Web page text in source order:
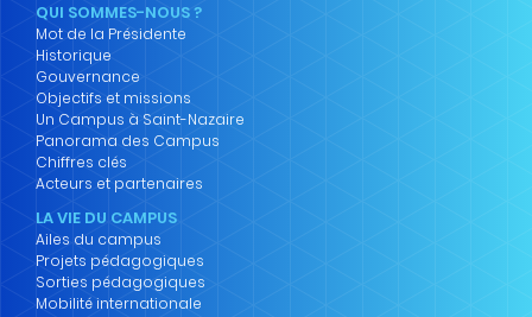
QUI SOMMES-NOUS ?
Mot de la Présidente
Historique
Gouvernance
Objectifs et missions
Un Campus à Saint-Nazaire
Panorama des Campus
Chiffres clés
Acteurs et partenaires
LA VIE DU CAMPUS
Ailes du campus
Projets pédagogiques
Sorties pédagogiques
Mobilité internationale